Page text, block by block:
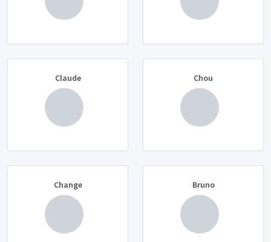
Claude Chou
Change Bruno